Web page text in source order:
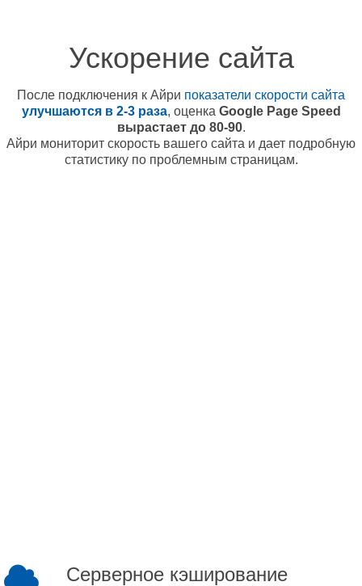
Ускорение сайта
После подключения к Айри показатели скорости сайта
улучшаются в 2-3 раза, оценка Google Page Speed
вырастает до 80-90.
Айри мониторит скорость вашего сайта и дает подробную
статистику по проблемным страницам.
Серверное кэширование